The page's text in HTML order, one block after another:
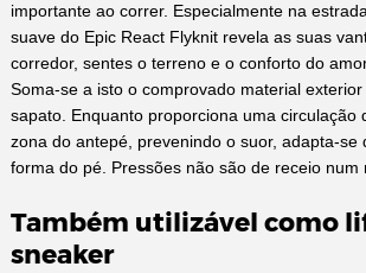
importante ao correr. Especialmente na
suave do Epic React Flyknit revela as suas
corredor, sentes o terreno e o conforto do
Soma-se a isto o comprovado material
sapato. Enquanto proporciona uma circulação
zona do antepé, prevenindo o suor, adapta-se
forma do pé. Pressões não são de receio num
Também utilizável como
sneaker